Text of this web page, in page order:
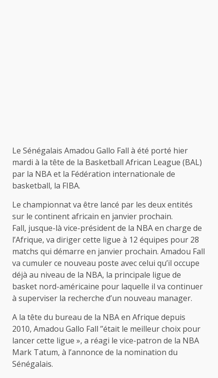
Le Sénégalais Amadou Gallo Fall à été porté hier
mardi à la tête de la Basketball African League (BAL)
par la NBA et la Fédération internationale de
basketball, la FIBA.
Le championnat va être lancé par les deux entités
sur le continent africain en janvier prochain.
Fall, jusque-là vice-président de la NBA en charge de
l’Afrique, va diriger cette ligue à 12 équipes pour 28
matchs qui démarre en janvier prochain. Amadou Fall
va cumuler ce nouveau poste avec celui qu’il occupe
déjà au niveau de la NBA, la principale ligue de
basket nord-américaine pour laquelle il va continuer
à superviser la recherche d’un nouveau manager.
A la tête du bureau de la NBA en Afrique depuis
2010, Amadou Gallo Fall ’’était le meilleur choix pour
lancer cette ligue », a réagi le vice-patron de la NBA
Mark Tatum, à l’annonce de la nomination du
Sénégalais.